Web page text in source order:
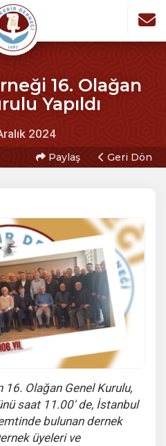
16. Olağan
Yapıldı
2024
Paylaş Geri Dön
16. Olağan Genel Kurulu,
saat 11.00' de, İstanbul
bulunan dernek
üyeleri ve